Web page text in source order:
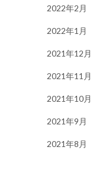
2022年2月
2022年1月
2021年12月
2021年11月
2021年10月
2021年9月
2021年8月